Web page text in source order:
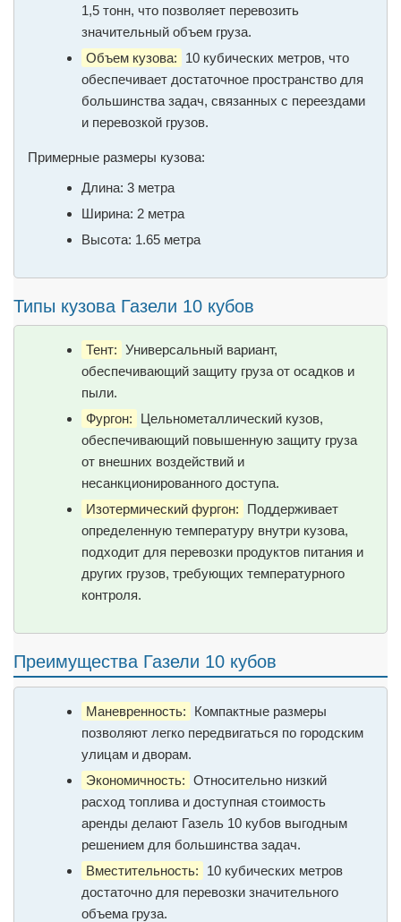
1,5 тонн, что позволяет перевозить
значительный объем груза.
Объем кузова:
10 кубических метров, что
обеспечивает достаточное пространство для
большинства задач, связанных с переездами
и перевозкой грузов.
Примерные размеры кузова:
Длина: 3 метра
Ширина: 2 метра
Высота: 1.65 метра
Типы кузова Газели 10 кубов
Тент: Универсальный вариант,
обеспечивающий защиту груза от осадков и
пыли.
Фургон:
Цельнометаллический кузов,
обеспечивающий повышенную защиту груза
от внешних воздействий и
несанкционированного доступа.
Изотермический фургон:
Поддерживает
определенную температуру внутри кузова,
подходит для перевозки продуктов питания и
других грузов, требующих температурного
контроля.
Преимущества Газели 10 кубов
Маневренность:
Компактные размеры
позволяют легко передвигаться по городским
улицам и дворам.
Экономичность: Относительно низкий
расход топлива и доступная стоимость
аренды делают Газель 10 кубов выгодным
решением для большинства задач.
Вместительность:
10 кубических метров
достаточно для перевозки значительного
объема груза.